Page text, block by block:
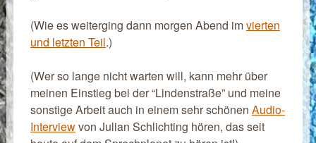
(Wie es weiterging dann morgen Abend imvierten
und letzten Teil.)
(Wer so lange nicht warten will, kann mehr über
meinen Einstieg bei der “Lindenstraße” und meine
sonstige Arbeit auch in einem sehr schönen Audio-
Interviewvon Julian Schlichting hören, das seit